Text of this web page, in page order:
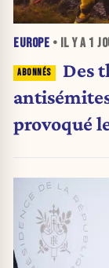
EUROPE • IL Y A 1
Des
provoqué